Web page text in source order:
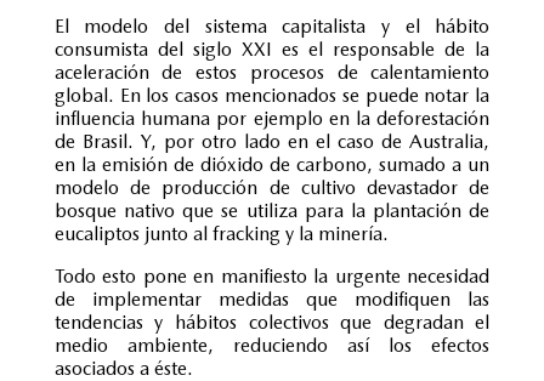
El modelo del sistema capitalista y el hábito
consumista del siglo XXI es el responsable de la
aceleración de estos procesos de calentamiento
global. En los casos mencionados se puede notar la
influencia humana por ejemplo en la deforestación
de Brasil. Y, por otro lado en el caso de Australia,
en la emisión de dióxido de carbono, sumado a un
modelo de producción de cultivo devastador de
bosque nativo que se utiliza para la plantación de
eucaliptos junto al fracking y la minería.
Todo esto pone en manifiesto la urgente necesidad
de implementar medidas que modifiquen las
tendencias y hábitos colectivos que degradan el
medio ambiente, reduciendo así los efectos
asociados a éste.